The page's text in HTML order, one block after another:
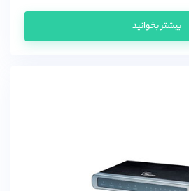
بیشتر بخوانید